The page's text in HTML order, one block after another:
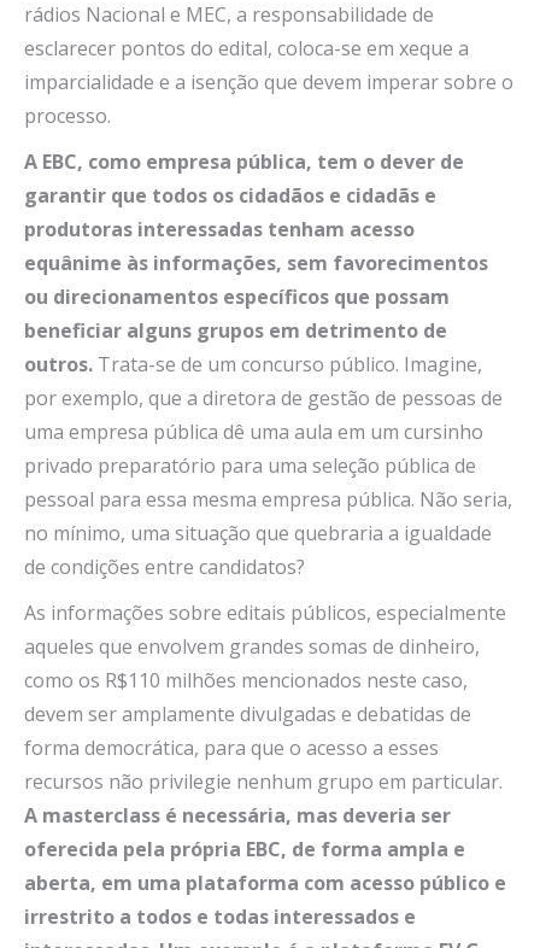
rádios Nacional e MEC, a responsabilidade de
esclarecer pontos do edital, coloca-se em xeque a
imparcialidade e a isenção que devem imperar sobre o
processo.
A EBC, como empresa pública, tem o dever de
garantir que todos os cidadãos e cidadãs e
produtoras interessadas tenham acesso
equânime às informações, sem favorecimentos
ou direcionamentos específicos que possam
beneficiar alguns grupos em detrimento de
outros. Trata-se de um concurso público. Imagine,
por exemplo, que a diretora de gestão de pessoas de
uma empresa pública dê uma aula em um cursinho
privado preparatório para uma seleção pública de
pessoal para essa mesma empresa pública. Não seria,
no mínimo, uma situação que quebraria a igualdade
de condições entre candidatos?
As informações sobre editais públicos, especialmente
aqueles que envolvem grandes somas de dinheiro,
como os R$110 milhões mencionados neste caso,
devem ser amplamente divulgadas e debatidas de
forma democrática, para que o acesso a esses
recursos não privilegie nenhum grupo em particular.
A masterclass é necessária, mas deveria ser
oferecida pela própria EBC, de forma ampla e
aberta, em uma plataforma com acesso público e
irrestrito a todos e todas interessados e